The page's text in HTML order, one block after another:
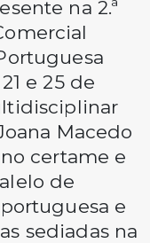
na 2.ª
e 25 de
Macedo
certame e
de
e
sediadas na